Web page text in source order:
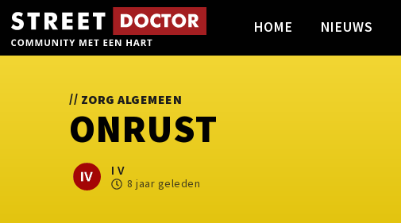
HOME NIEUWS
// ZORG ALGEMEEN
ONRUST
I V
8 jaar geleden